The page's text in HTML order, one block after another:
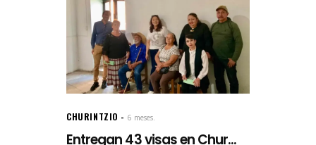
CHURINTZIO 6 meses.
Entregan 43 visas en Chur...